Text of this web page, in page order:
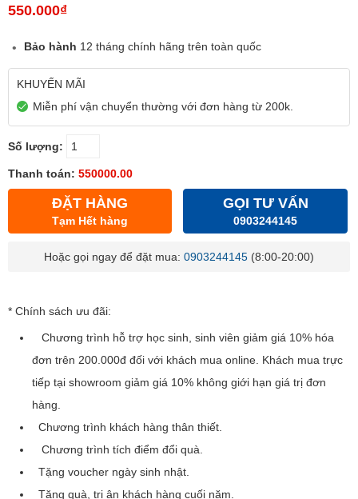
550.000₫
Bảo hành 12 tháng chính hãng trên toàn quốc
KHUYẾN MÃI
Miễn phí vận chuyển thường với đơn hàng từ 200k.
Số lượng:
Thanh toán: 550000.00
ĐẶT HÀNG
Tạm Hết hàng
GỌI TƯ VẤN
0903244145
Hoặc gọi ngay để đặt mua: 0903244145 (8:00-20:00)
* Chính sách ưu đãi:
Chương trình hỗ trợ học sinh, sinh viên giảm giá 10% hóa
đơn trên 200.000đ đối với khách mua online. Khách mua trực
tiếp tại showroom giảm giá 10% không giới hạn giá trị đơn
hàng.
Chương trình khách hàng thân thiết.
Chương trình tích điểm đổi quà.
Tặng voucher ngày sinh nhật.
Tặng quà, tri ân khách hàng cuối năm.